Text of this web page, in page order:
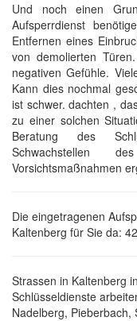
Und noch einen
Aufsperrdienst
Entfernen eines
von demolierten
negativen Gefühle.
Kann dies nochmal
ist schwer. dachten ,
zu einer solchen
Beratung des
Schwachstellen
Vorsichtsmaßnahmen
Die eingetragenen
Kaltenberg für Sie da:
Strassen in Kaltenberg
Schlüsseldienste
Nadelberg, Pieberbach,